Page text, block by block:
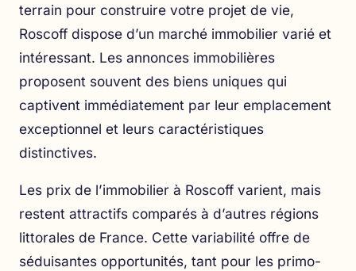
terrain pour construire votre projet de vie,
Roscoff dispose d’un marché immobilier varié et
intéressant. Les annonces immobilières
proposent souvent des biens uniques qui
captivent immédiatement par leur emplacement
exceptionnel et leurs caractéristiques
distinctives.
Les prix de l’immobilier à Roscoff varient, mais
restent attractifs comparés à d’autres régions
littorales de France. Cette variabilité offre de
séduisantes opportunités, tant pour les primo-